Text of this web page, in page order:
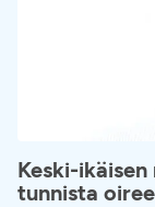
Keski-
tunnista